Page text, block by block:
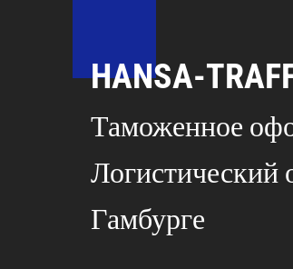
HANSA-
Таможенное
Логистический
Гамбурге